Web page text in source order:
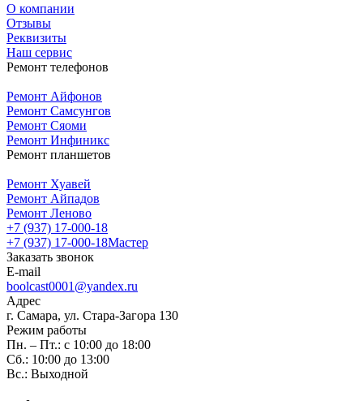
О компании
Отзывы
Реквизиты
Наш сервис
Ремонт телефонов
Ремонт Айфонов
Ремонт Самсунгов
Ремонт Сяоми
Ремонт Инфиникс
Ремонт планшетов
Ремонт Хуавей
Ремонт Айпадов
Ремонт Леново
+7 (937) 17-000-18
+7 (937) 17-000-18Мастер
Заказать звонок
E-mail
boolcast0001@yandex.ru
Адрес
г. Самара, ул. Стара-Загора 130
Режим работы
Пн. – Пт.: с 10:00 до 18:00
Сб.: 10:00 до 13:00
Вс.: Выходной